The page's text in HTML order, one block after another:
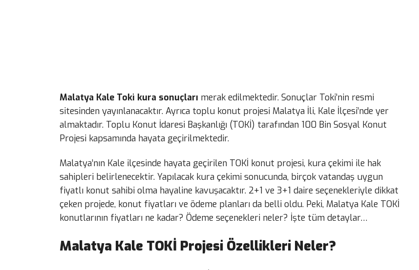
Malatya Kale Toki kura sonuçları merak edilmektedir. Sonuçlar Toki’nin resmi
sitesinden yayınlanacaktır. Ayrıca toplu konut projesi Malatya İli, Kale İlçesi’nde yer
almaktadır. Toplu Konut İdaresi Başkanlığı (TOKİ) tarafından 100 Bin Sosyal Konut
Projesi kapsamında hayata geçirilmektedir.
Malatya’nın Kale ilçesinde hayata geçirilen TOKİ konut projesi, kura çekimi ile hak
sahipleri belirlenecektir. Yapılacak kura çekimi sonucunda, birçok vatandaş uygun
fiyatlı konut sahibi olma hayaline kavuşacaktır. 2+1 ve 3+1 daire seçenekleriyle dikkat
çeken projede, konut fiyatları ve ödeme planları da belli oldu. Peki, Malatya Kale TOKİ
konutlarının fiyatları ne kadar? Ödeme seçenekleri neler? İşte tüm detaylar…
Malatya Kale TOKİ Projesi Özellikleri Neler?